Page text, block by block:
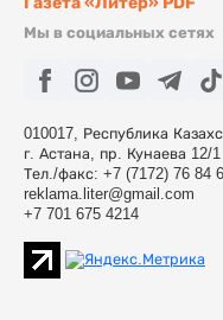
Мы в социальных сетях
010017, Республика
г. Астана, пр. Кунаева 12/1
Тел./факс: +7 (7172) 76 84
reklama.liter@gmail.com
+7 701 675 4214